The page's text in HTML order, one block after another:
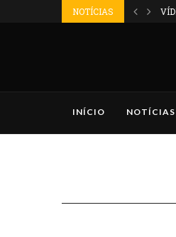
NOTÍCIAS
INÍCIO NOTÍCIAS